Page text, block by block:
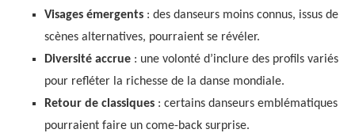
Visages émergents: des danseurs moins connus, issus de
scènes alternatives, pourraient se révéler.
Diversité accrue: une volonté d’inclure des profils variés
pour refléter la richesse de la danse mondiale.
Retour de classiques: certains danseurs emblématiques
pourraient faire un come-back surprise.